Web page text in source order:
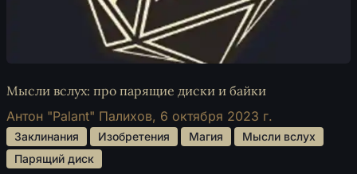
Мысли вслух: про парящие диски и байки
Антон "Palant" Палихов, 6 октября 2023 г.
Заклинания Изобретения Магия
Мысли вслух
Парящий диск